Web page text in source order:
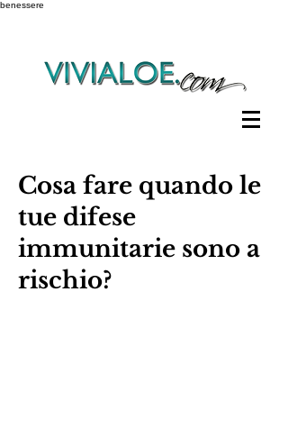
benessere
Cosa fare quando le
tue difese
immunitarie sono a
rischio?